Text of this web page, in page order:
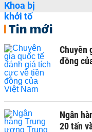
Tin mới
Chuyên
đồng
Ngân
20 tấn